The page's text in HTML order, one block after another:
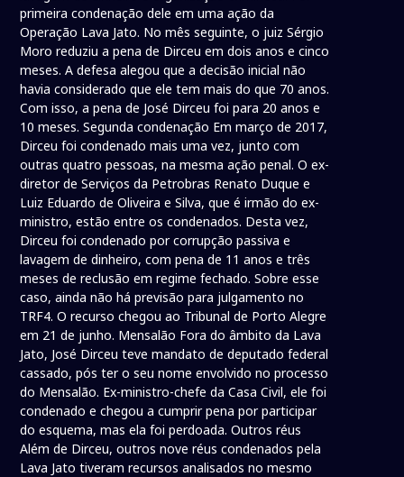
primeira condenação dele em uma ação da
Operação Lava Jato. No mês seguinte, o juiz Sérgio
Moro reduziu a pena de Dirceu em dois anos e cinco
meses. A defesa alegou que a decisão inicial não
havia considerado que ele tem mais do que 70 anos.
Com isso, a pena de José Dirceu foi para 20 anos e
10 meses. Segunda condenação Em março de 2017,
Dirceu foi condenado mais uma vez, junto com
outras quatro pessoas, na mesma ação penal. O ex-
diretor de Serviços da Petrobras Renato Duque e
Luiz Eduardo de Oliveira e Silva, que é irmão do ex-
ministro, estão entre os condenados. Desta vez,
Dirceu foi condenado por corrupção passiva e
lavagem de dinheiro, com pena de 11 anos e três
meses de reclusão em regime fechado. Sobre esse
caso, ainda não há previsão para julgamento no
TRF4. O recurso chegou ao Tribunal de Porto Alegre
em 21 de junho. Mensalão Fora do âmbito da Lava
Jato, José Dirceu teve mandato de deputado federal
cassado, pós ter o seu nome envolvido no processo
do Mensalão. Ex-ministro-chefe da Casa Civil, ele foi
condenado e chegou a cumprir pena por participar
do esquema, mas ela foi perdoada. Outros réus
Além de Dirceu, outros nove réus condenados pela
Lava Jato tiveram recursos analisados no mesmo